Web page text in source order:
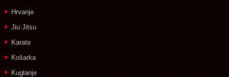
Hrvanje
Jiu Jitsu
Karate
Košarka
Kuglanje